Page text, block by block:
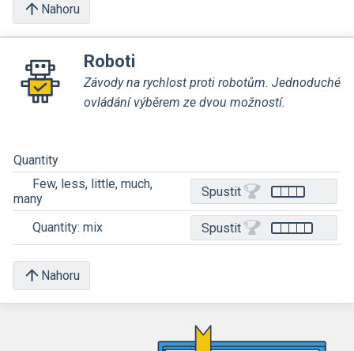
Nahoru
Roboti
Závody na rychlost proti robotům. Jednoduché
ovládání výběrem ze dvou možností.
Quantity
Few, less, little, much,
many
Spustit
Quantity: mix Spustit
Nahoru